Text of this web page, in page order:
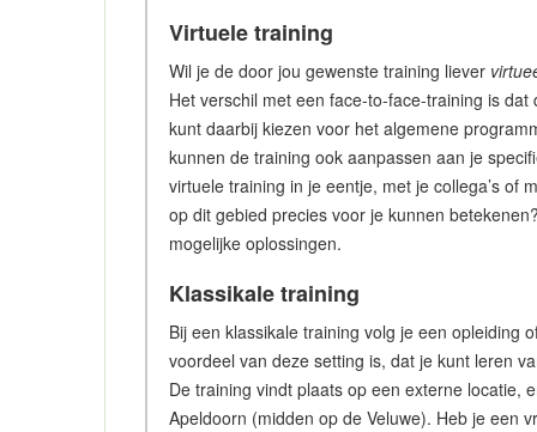
Virtuele training
Wil je de door jou gewenste training liever
Het verschil met een face-to-face-training is
kunt daarbij kiezen voor het algemene
kunnen de training ook aanpassen aan je
virtuele training in je eentje, met je collega’s of
op dit gebied precies voor je kunnen
mogelijke oplossingen.
Klassikale training
Bij een klassikale training volg je een opleiding
voordeel van deze setting is, dat je kunt leren
De training vindt plaats op een externe locatie,
Apeldoorn (midden op de Veluwe). Heb je een